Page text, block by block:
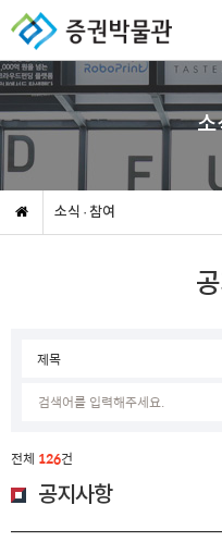
소
소식 · 참여
전체 126건
공지사항